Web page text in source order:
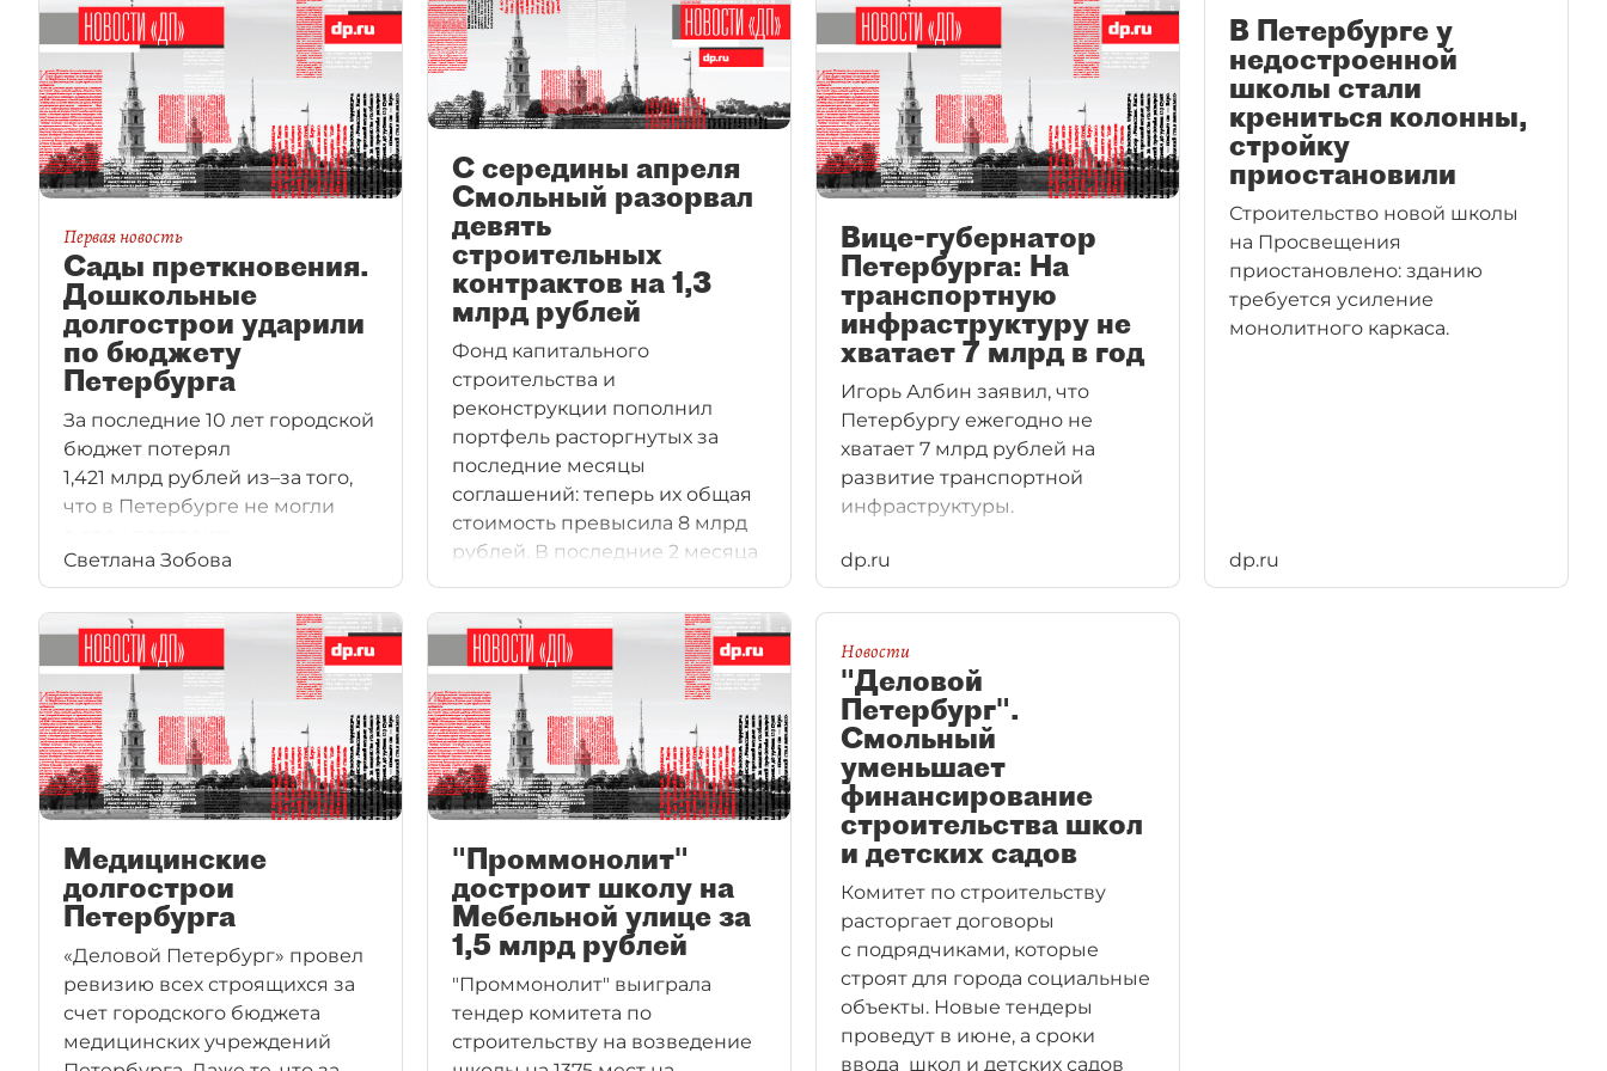
Первая новость
Сады преткновения.
Дошкольные
долгострои ударили
по бюджету
Петербурга
За последние 10 лет городской
бюджет потерял
1,421 млрд рублей из–за того,
что в Петербурге не могли
или отремонтировать
дошкольные учреждения. "ДП"
насчитал 27 проблемных
детских садов, чья стоимость
за время строительства
заметно возросла. Это
происходило в процессе
многократного расторжения
контрактов с одними
поставщиками
и заключения — с другими.
Светлана Зобова
С середины апреля
Смольный разорвал
девять
строительных
контрактов на 1,3
млрд рублей
Фонд капитального
строительства и
реконструкции пополнил
портфель расторгнутых за
последние месяцы
соглашений: теперь их общая
стоимость превысила 8 млрд
рублей. В последние 2 месяца
исполнение еще девяти
контрактов фонда, в том числе
на строительство двух школ и
детских садов.
Вице-губернатор
Петербурга: На
транспортную
инфраструктуру не
хватает 7 млрд в год
Игорь Албин заявил, что
Петербургу ежегодно не
хватает 7 млрд рублей на
развитие транспортной
инфраструктуры.
dp.ru
В Петербурге у
недостроенной
школы стали
крениться колонны,
стройку
приостановили
Строительство новой школы
на Просвещения
приостановлено: зданию
требуется усиление
монолитного каркаса.
dp.ru
Медицинские
долгострои
Петербурга
«Деловой Петербург» провел
ревизию всех строящихся за
счет городского бюджета
медицинских учреждений
"Проммонолит"
достроит школу на
Мебельной улице за
1,5 млрд рублей
"Проммонолит" выиграла
тендер комитета по
строительству на возведение
Новости
"Деловой
Петербург".
Смольный
уменьшает
финансирование
строительства школ
и детских садов
Комитет по строительству
расторгает договоры
с подрядчиками, которые
строят для города социальные
объекты. Новые тендеры
проведут в июне, а сроки
ввода школ и детских садов